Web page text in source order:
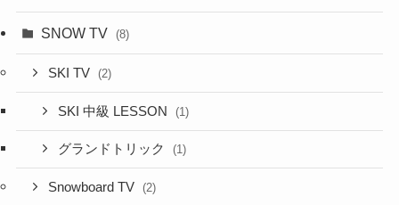
SNOW TV (8)
SKI TV (2)
SKI 中級 LESSON (1)
グランドトリック (1)
Snowboard TV (2)